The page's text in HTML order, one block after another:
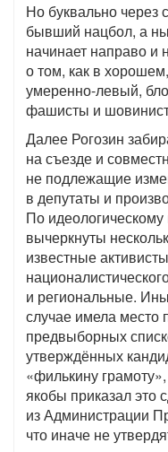
Но буквально через
бывший нацбол, а
начинает направо и
о том, как в
умеренно-левый,
фашисты и
Далее Рогозин
на съезде и
не подлежащие
в депутаты и
По
вычеркнуты
известные
и региональные.
случае имела
предвыборных
утверждённых
«филькину
якобы приказал это
из Администрации
что иначе не